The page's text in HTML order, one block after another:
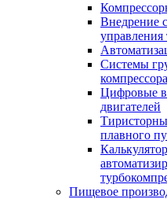
Внедрение
управления
Системы
Цифровые
двигателей
плавного
Пищевое